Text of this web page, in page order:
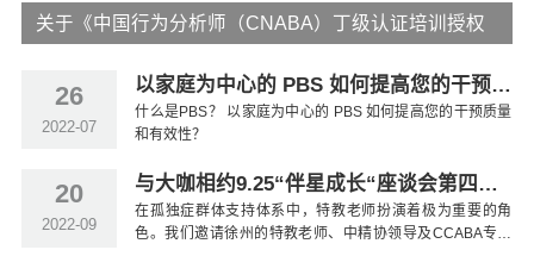
关于《中国行为分析师（CNABA）丁级认证培训授权
26
2022-07
以家庭为中心的 PBS 如何提高您的干预质
量和有效性？
什么是PBS？ 以家庭为中心的 PBS 如何提高您的干预质量
和有效性？
20
2022-09
与大咖相约9.25“伴星成长“座谈会第四季
来啦
在孤独症群体支持体系中，特教老师扮演着极为重要的角
色。我们邀请徐州的特教老师、中精协领导及CCABA专家